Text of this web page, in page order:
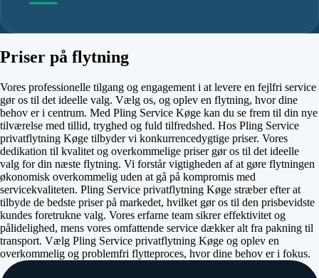
Priser på flytning
Vores professionelle tilgang og engagement i at levere en fejlfri service
gør os til det ideelle valg. Vælg os, og oplev en flytning, hvor dine
behov er i centrum. Med Pling Service Køge kan du se frem til din nye
tilværelse med tillid, tryghed og fuld tilfredshed. Hos Pling Service
privatflytning Køge tilbyder vi konkurrencedygtige priser. Vores
dedikation til kvalitet og overkommelige priser gør os til det ideelle
valg for din næste flytning. Vi forstår vigtigheden af at gøre flytningen
økonomisk overkommelig uden at gå på kompromis med
servicekvaliteten. Pling Service privatflytning Køge stræber efter at
tilbyde de bedste priser på markedet, hvilket gør os til den prisbevidste
kundes foretrukne valg. Vores erfarne team sikrer effektivitet og
pålidelighed, mens vores omfattende service dækker alt fra pakning til
transport. Vælg Pling Service privatflytning Køge og oplev en
overkommelig og problemfri flytteproces, hvor dine behov er i fokus.